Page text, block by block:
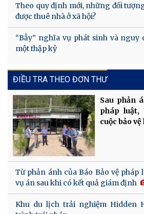
Theo quy định mới, những đối
được thuê nhà ở xã hội?
“Bẫy” nghĩa vụ phát sinh và nguy
một thập kỷ
ĐIỀU TRA THEO ĐƠN THƯ
Sau phản
pháp luật,
cuộc bảo
Từ phản ánh của Báo Bảo vệ pháp
vụ án sau khi có kết quả giám định
Khu du lịch trải nghiệm Hidden